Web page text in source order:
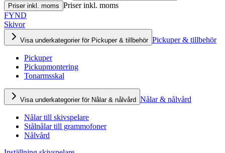
Priser inkl. moms Priser inkl. moms
FYND
Skivor
Visa underkategorier för Pickuper & tillbehör Pickuper & tillbehör
Pickuper
Pickupmontering
Tonarmsskal
Visa underkategorier för Nålar & nålvård Nålar & nålvård
Nålar till skivspelare
Stålnålar till grammofoner
Nålvård